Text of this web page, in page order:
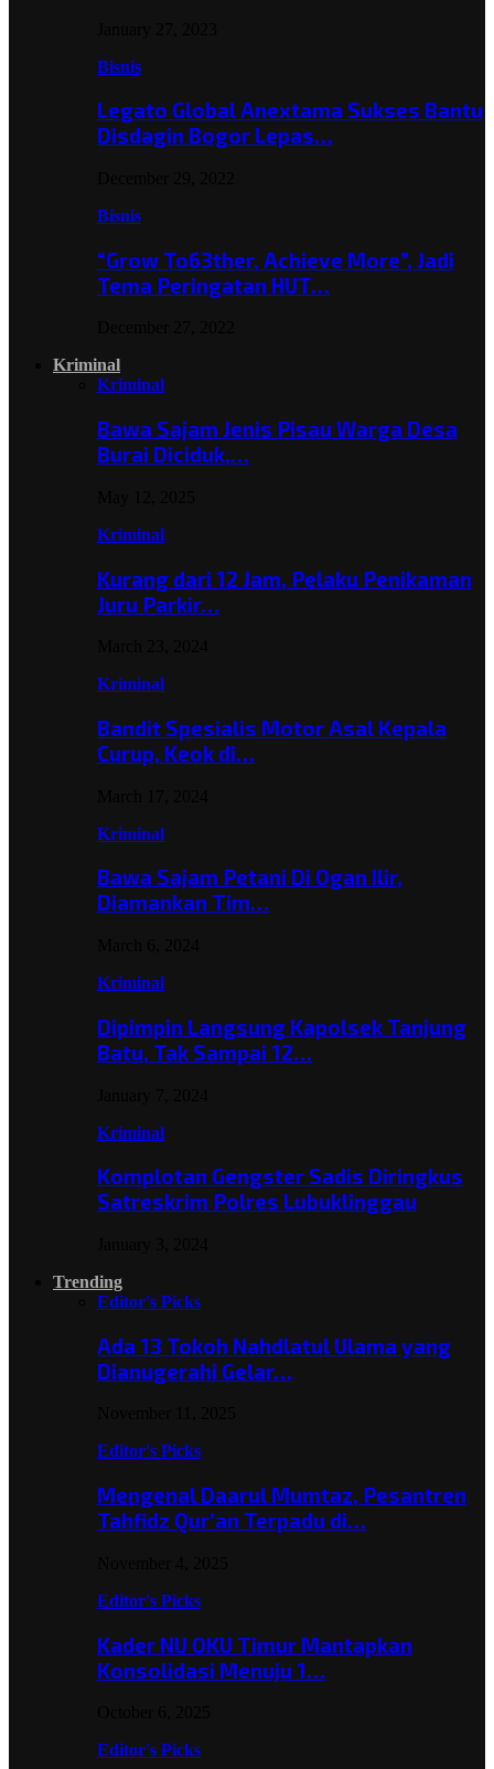
Bisnis
Legato Global Anextama Sukses Bantu
Disdagin Bogor Lepas…
Bisnis
“Grow To63ther, Achieve More”, Jadi
Tema Peringatan HUT…
Kriminal
Kriminal
Bawa Sajam Jenis Pisau Warga Desa
Burai Diciduk,…
Kriminal
Kurang dari 12 Jam, Pelaku Penikaman
Juru Parkir…
Kriminal
Bandit Spesialis Motor Asal Kepala
Curup, Keok di…
Kriminal
Bawa Sajam Petani Di Ogan Ilir,
Diamankan Tim…
Kriminal
Dipimpin Langsung Kapolsek Tanjung
Batu, Tak Sampai 12…
Kriminal
Komplotan Gengster Sadis Diringkus
Satreskrim Polres Lubuklinggau
Trending
Editor's Picks
Ada 13 Tokoh Nahdlatul Ulama yang
Dianugerahi Gelar…
Editor's Picks
Mengenal Daarul Mumtaz, Pesantren
Tahfidz Qur’an Terpadu di…
Editor's Picks
Kader NU OKU Timur Mantapkan
Konsolidasi Menuju 1…
Editor's Picks